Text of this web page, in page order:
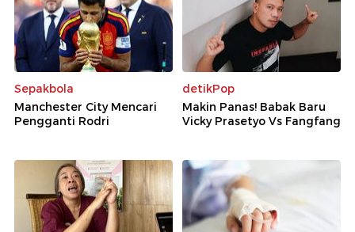
Sepakbola
Manchester City Mencari
Pengganti Rodri
detikPop
Makin Panas! Babak Baru
Vicky Prasetyo Vs Fangfang